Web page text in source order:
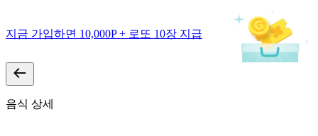
지금 가입하면 10,000P + 로또 10장 지급
음식 상세